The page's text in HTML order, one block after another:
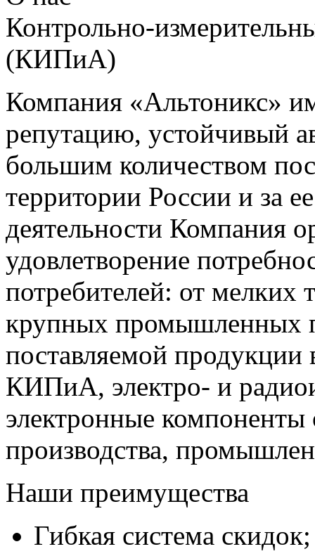
Контрольно-
(КИПиА)
Компания «Альтоникс»
репутацию, устойчивый
большим количеством
территории России и за
деятельности Компания
удовлетворение
потребителей: от мелких
крупных промышленных
поставляемой продукции
КИПиА, электро- и
электронные компоненты
производства,
Наши преимущества
Гибкая система скидок;